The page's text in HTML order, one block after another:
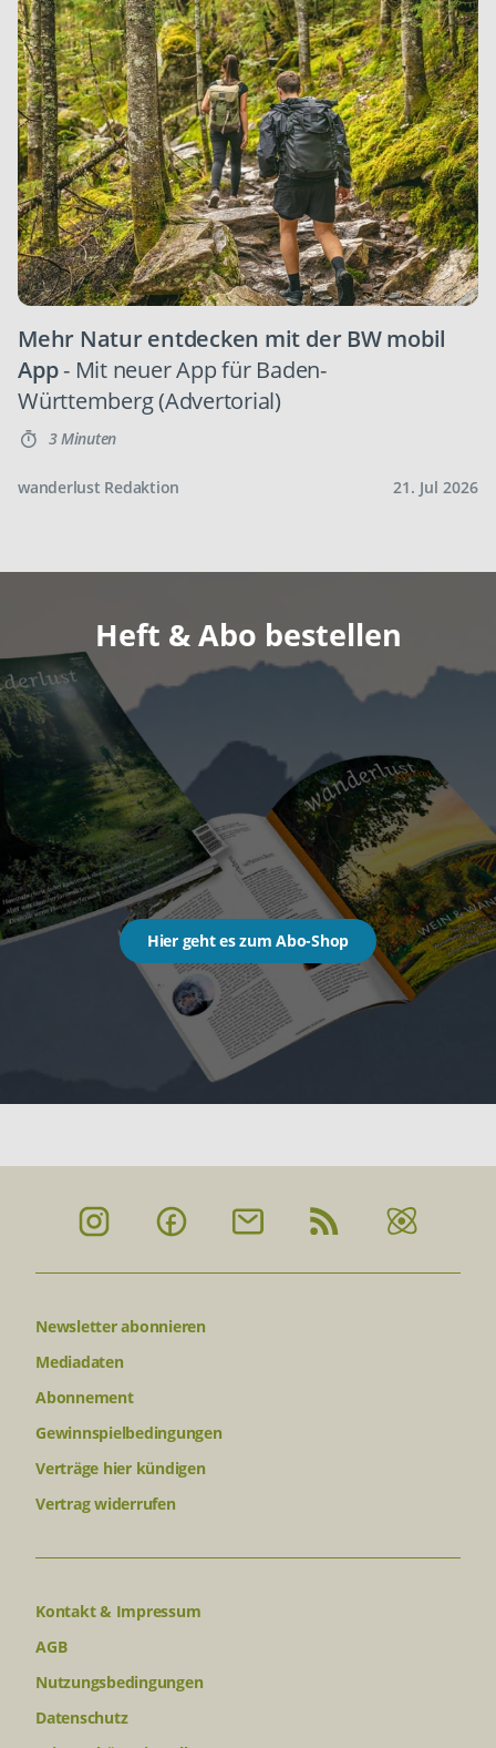
Mehr Natur entdecken mit der BW mobil
App- Mit neuer App für Baden-
Württemberg (Advertorial)
3 Minuten
wanderlust Redaktion 21. Jul 2026
Heft & Abo bestellen
Hier geht es zum Abo-Shop
Newsletter abonnieren
Mediadaten
Abonnement
Gewinnspielbedingungen
Verträge hier kündigen
Vertrag widerrufen
Kontakt & Impressum
AGB
Nutzungsbedingungen
Datenschutz